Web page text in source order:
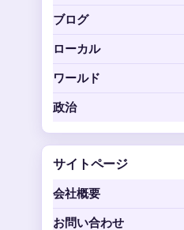
ブログ
ローカル
ワールド
政治
サイトページ
会社概要
お問い合わせ